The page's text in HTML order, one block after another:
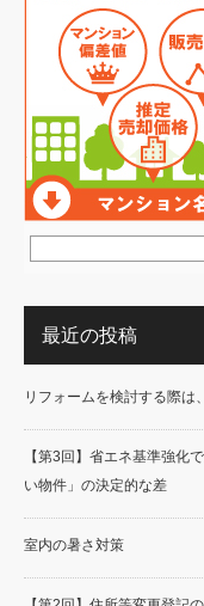
最近の投稿
リフォームを検討する際は
【第3回】省エネ基準強化
い物件」の決定的な差
室内の暑さ対策